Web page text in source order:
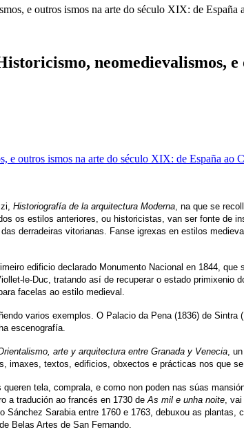
e outros ismos na arte do século XIX: de España
neomedievalismos,
Historiografía de la arquitectura Moderna , na que se
os estilos anteriores, ou historicistas, van ser fonte de
derradeiras vitorianas. Fanse igrexas en estilos
edificio declarado Monumento Nacional en 1844,
le-Duc, tratando así de recuperar o estado primixenio
facelas ao estilo medieval.
varios exemplos. O Palacio da Pena (1836) de
escenografía.
arte y arquitectura entre Granada y Venecia ,
textos, edificios, obxectos e prácticas nos que
tela, comprala, e como non poden nas súas
a tradución ao francés en 1730 de As mil e unha noite ,
Sarabia entre 1760 e 1763, debuxou as
Belas Artes de San Fernando.